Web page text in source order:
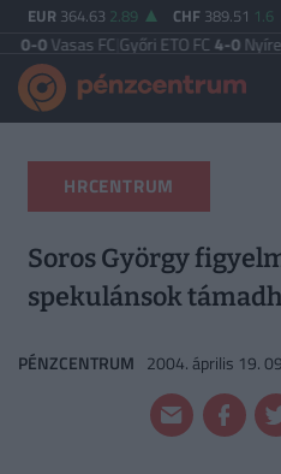
EUR 364.63 2.89 CHF 389.51 1.6
FC|Győri ETO FC 4-0Nyíregyháza|
HRCENTRUM
Soros György
spekulánsok
PÉNZCENTRUM 2004. április 19.